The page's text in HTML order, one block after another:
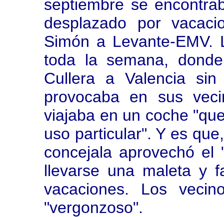
septiembre se
desplazado por
Simón a Levante-
toda la semana,
Cullera a Valencia
provocaba en sus
viajaba en un coche
uso particular". Y es
concejala aprovechó
llevarse una maleta y
vacaciones. Los
"vergonzoso".